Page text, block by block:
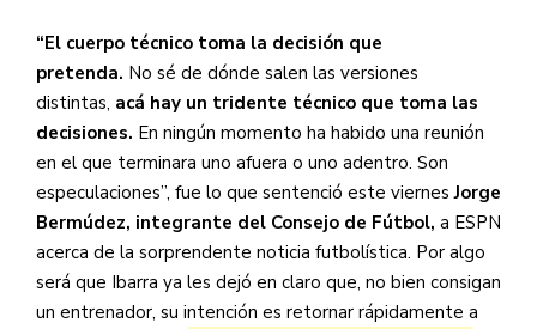
“El cuerpo técnico toma la decisión que
pretenda. No sé de dónde salen las versiones
distintas, acá hay un tridente técnico que toma las
decisiones. En ningún momento ha habido una reunión
en el que terminara uno afuera o uno adentro. Son
especulaciones”, fue lo que sentenció este viernesJorge
Bermúdez, integrante del Consejo de Fútbol, a ESPN
acerca de la sorprendente noticia futbolística. Por algo
será que Ibarra ya les dejó en claro que, no bien consigan
un entrenador, su intención es retornar rápidamente a